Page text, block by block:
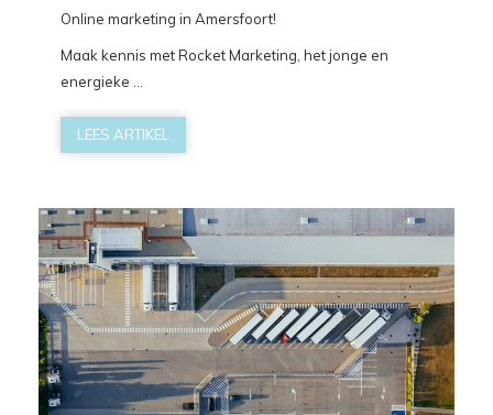
Online marketing in Amersfoort!
Maak kennis met Rocket Marketing, het jonge en
energieke ...
LEES ARTIKEL